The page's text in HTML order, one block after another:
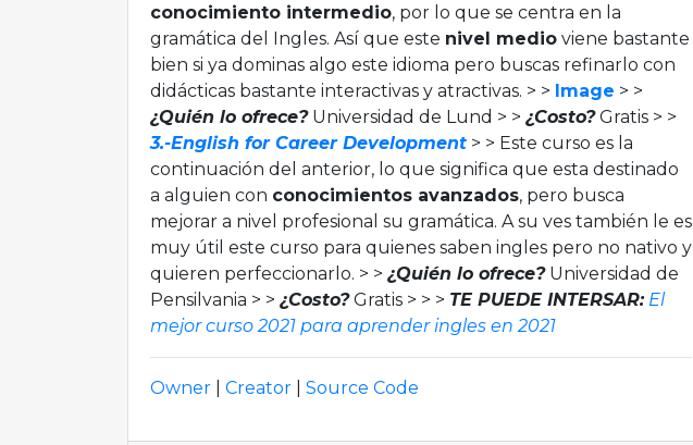
conocimiento intermedio, por lo que se centra en la
gramática del Ingles. Así que este nivel medio viene bastante
bien si ya dominas algo este idioma pero buscas refinarlo con
didácticas bastante interactivas y atractivas. > > Image > >
¿Quién lo ofrece?Universidad de Lund > > ¿Costo?Gratis > >
3.-English for Career Development > > Este curso es la
continuación del anterior, lo que significa que esta destinado
a alguien con conocimientos avanzados, pero busca
mejorar a nivel profesional su gramática. A su ves también le es
muy útil este curso para quienes saben ingles pero no nativo y
quieren perfeccionarlo. > > ¿Quién lo ofrece?Universidad de
Pensilvania > > ¿Costo?Gratis > > > TE PUEDE INTERSAR: El
mejor curso 2021 para aprender ingles en 2021
Owner Creator Source Code